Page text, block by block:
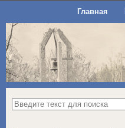
Главная